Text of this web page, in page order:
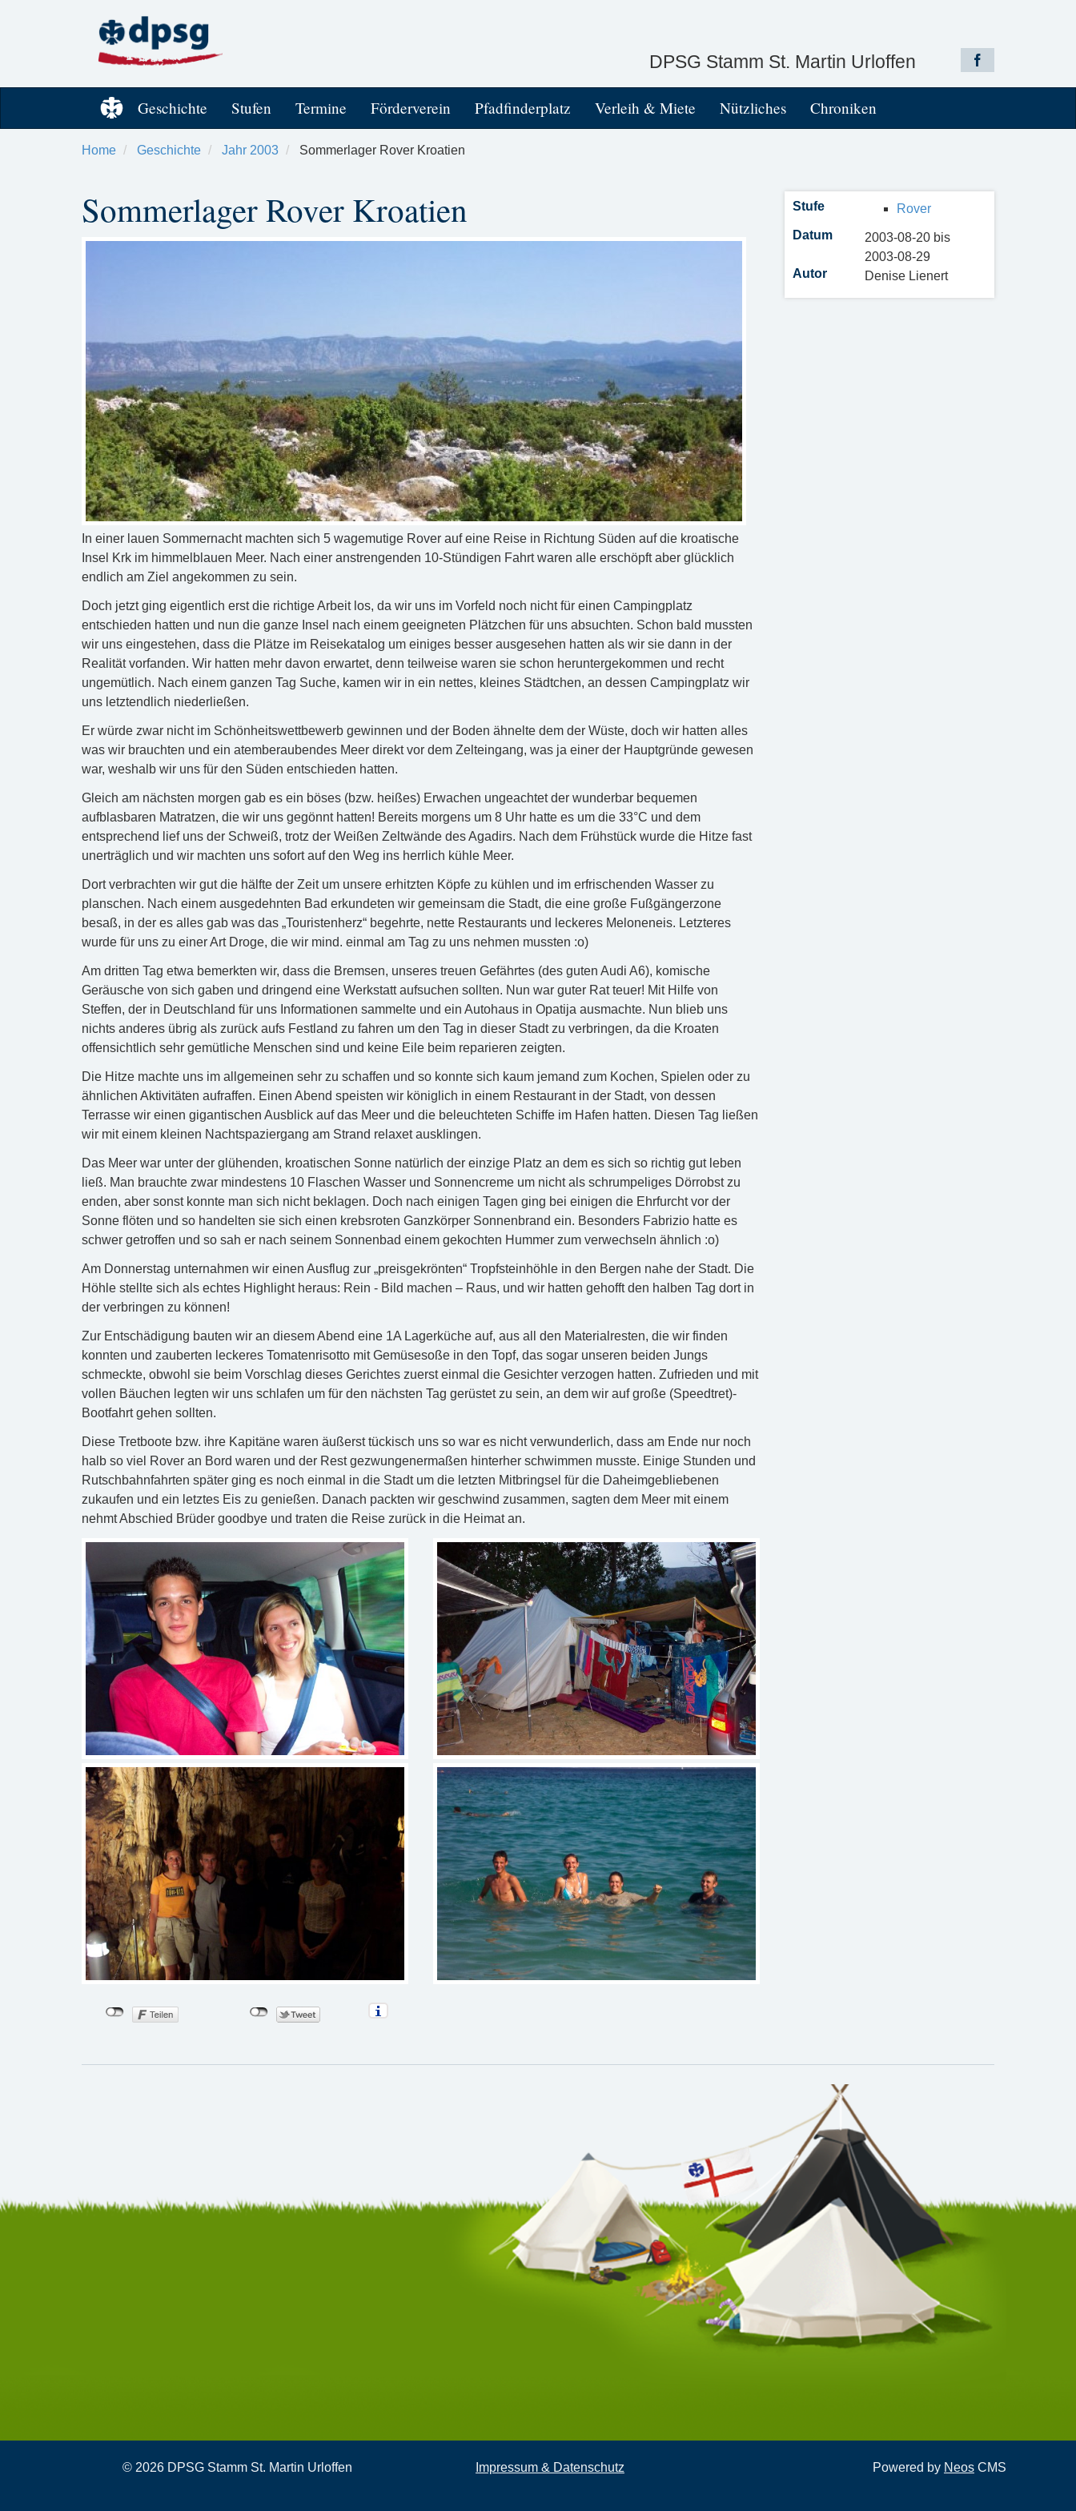
DPSG Stamm St. Martin Urloffen
Geschichte Stufen Termine Förderverein Pfadfinderplatz Verleih & Miete Nützliches Chroniken
Home Geschichte Jahr 2003 Sommerlager Rover Kroatien
Sommerlager Rover Kroatien
In einer lauen Sommernacht machten sich 5 wagemutige Rover auf eine Reise in Richtung Süden auf die kroatische
Insel Krk im himmelblauen Meer. Nach einer anstrengenden 10-Stündigen Fahrt waren alle erschöpft aber glücklich
endlich am Ziel angekommen zu sein.
Doch jetzt ging eigentlich erst die richtige Arbeit los, da wir uns im Vorfeld noch nicht für einen Campingplatz
entschieden hatten und nun die ganze Insel nach einem geeigneten Plätzchen für uns absuchten. Schon bald mussten
wir uns eingestehen, dass die Plätze im Reisekatalog um einiges besser ausgesehen hatten als wir sie dann in der
Realität vorfanden. Wir hatten mehr davon erwartet, denn teilweise waren sie schon heruntergekommen und recht
ungemütlich. Nach einem ganzen Tag Suche, kamen wir in ein nettes, kleines Städtchen, an dessen Campingplatz wir
uns letztendlich niederließen.
Er würde zwar nicht im Schönheitswettbewerb gewinnen und der Boden ähnelte dem der Wüste, doch wir hatten alles
was wir brauchten und ein atemberaubendes Meer direkt vor dem Zelteingang, was ja einer der Hauptgründe gewesen
war, weshalb wir uns für den Süden entschieden hatten.
Gleich am nächsten morgen gab es ein böses (bzw. heißes) Erwachen ungeachtet der wunderbar bequemen
aufblasbaren Matratzen, die wir uns gegönnt hatten! Bereits morgens um 8 Uhr hatte es um die 33°C und dem
entsprechend lief uns der Schweiß, trotz der Weißen Zeltwände des Agadirs. Nach dem Frühstück wurde die Hitze fast
unerträglich und wir machten uns sofort auf den Weg ins herrlich kühle Meer.
Dort verbrachten wir gut die hälfte der Zeit um unsere erhitzten Köpfe zu kühlen und im erfrischenden Wasser zu
planschen. Nach einem ausgedehnten Bad erkundeten wir gemeinsam die Stadt, die eine große Fußgängerzone
besaß, in der es alles gab was das „Touristenherz“ begehrte, nette Restaurants und leckeres Meloneneis. Letzteres
wurde für uns zu einer Art Droge, die wir mind. einmal am Tag zu uns nehmen mussten :o)
Am dritten Tag etwa bemerkten wir, dass die Bremsen, unseres treuen Gefährtes (des guten Audi A6), komische
Geräusche von sich gaben und dringend eine Werkstatt aufsuchen sollten. Nun war guter Rat teuer! Mit Hilfe von
Steffen, der in Deutschland für uns Informationen sammelte und ein Autohaus in Opatija ausmachte. Nun blieb uns
nichts anderes übrig als zurück aufs Festland zu fahren um den Tag in dieser Stadt zu verbringen, da die Kroaten
offensichtlich sehr gemütliche Menschen sind und keine Eile beim reparieren zeigten.
Die Hitze machte uns im allgemeinen sehr zu schaffen und so konnte sich kaum jemand zum Kochen, Spielen oder zu
ähnlichen Aktivitäten aufraffen. Einen Abend speisten wir königlich in einem Restaurant in der Stadt, von dessen
Terrasse wir einen gigantischen Ausblick auf das Meer und die beleuchteten Schiffe im Hafen hatten. Diesen Tag ließen
wir mit einem kleinen Nachtspaziergang am Strand relaxet ausklingen.
Das Meer war unter der glühenden, kroatischen Sonne natürlich der einzige Platz an dem es sich so richtig gut leben
ließ. Man brauchte zwar mindestens 10 Flaschen Wasser und Sonnencreme um nicht als schrumpeliges Dörrobst zu
enden, aber sonst konnte man sich nicht beklagen. Doch nach einigen Tagen ging bei einigen die Ehrfurcht vor der
Sonne flöten und so handelten sie sich einen krebsroten Ganzkörper Sonnenbrand ein. Besonders Fabrizio hatte es
schwer getroffen und so sah er nach seinem Sonnenbad einem gekochten Hummer zum verwechseln ähnlich :o)
Am Donnerstag unternahmen wir einen Ausflug zur „preisgekrönten“ Tropfsteinhöhle in den Bergen nahe der Stadt. Die
Höhle stellte sich als echtes Highlight heraus: Rein - Bild machen – Raus, und wir hatten gehofft den halben Tag dort in
der verbringen zu können!
Zur Entschädigung bauten wir an diesem Abend eine 1A Lagerküche auf, aus all den Materialresten, die wir finden
konnten und zauberten leckeres Tomatenrisotto mit Gemüsesoße in den Topf, das sogar unseren beiden Jungs
schmeckte, obwohl sie beim Vorschlag dieses Gerichtes zuerst einmal die Gesichter verzogen hatten. Zufrieden und mit
vollen Bäuchen legten wir uns schlafen um für den nächsten Tag gerüstet zu sein, an dem wir auf große (Speedtret)-
Bootfahrt gehen sollten.
Diese Tretboote bzw. ihre Kapitäne waren äußerst tückisch uns so war es nicht verwunderlich, dass am Ende nur noch
halb so viel Rover an Bord waren und der Rest gezwungenermaßen hinterher schwimmen musste. Einige Stunden und
Rutschbahnfahrten später ging es noch einmal in die Stadt um die letzten Mitbringsel für die Daheimgebliebenen
zukaufen und ein letztes Eis zu genießen. Danach packten wir geschwind zusammen, sagten dem Meer mit einem
nehmt Abschied Brüder goodbye und traten die Reise zurück in die Heimat an.
Stufe
Rover
Datum
2003-08-20 bis
2003-08-29
Autor
Denise Lienert
© 2026 DPSG Stamm St. Martin Urloffen Impressum & Datenschutz Powered by NeosCMS